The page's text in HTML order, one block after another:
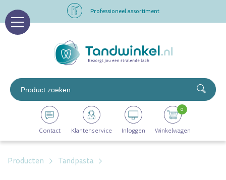
Professioneel assortiment
Op werkdagen voor 16.00 uur besteld, morgen in huis
Professioneel assortiment
Altijd op voorraad
Contact Klantenservice Inloggen Winkelwagen
0
Producten Tandpasta